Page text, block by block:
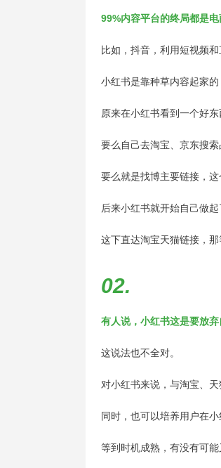
99%内容平台的终局都是电
比如，抖音，利用短视频
小红书是靠种草内容起家
原来在小红书看到一个好
要么自己去淘宝、京东搜索
要么就是找博主要链接，这
后来小红书就开始自己做起
这下直达淘宝天猫链接，
02.
有人说，小红书这是要放弃
这说法也不全对。
对小红书来说，与淘宝、
同时，也可以培养用户在小
等到时机成熟，有没有可